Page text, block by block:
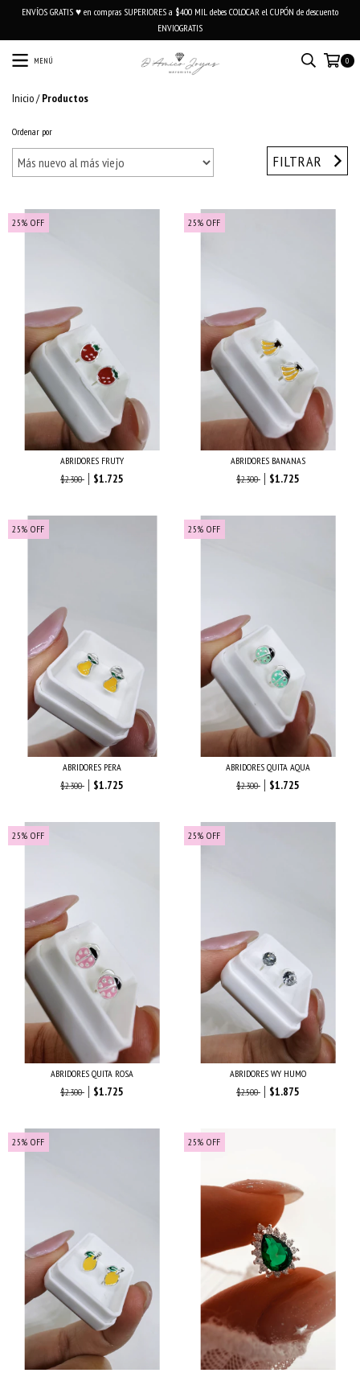
ENVÍOS GRATIS ♥ en compras SUPERIORES a $400 MIL debes COLOCAR el CUPÓN de descuento
ENVIOGRATIS
MENÚ 0
Inicio/ Productos
Ordenar por
FILTRAR
25% OFF
ABRIDORES FRUTY
$2.300
$1.725
25% OFF
ABRIDORES BANANAS
$2.300
$1.725
25% OFF
ABRIDORES PERA
$2.300
$1.725
25% OFF
ABRIDORES QUITA AQUA
$2.300
$1.725
25% OFF
ABRIDORES QUITA ROSA
$2.300
$1.725
25% OFF
ABRIDORES WY HUMO
$2.500
$1.875
25% OFF 25% OFF